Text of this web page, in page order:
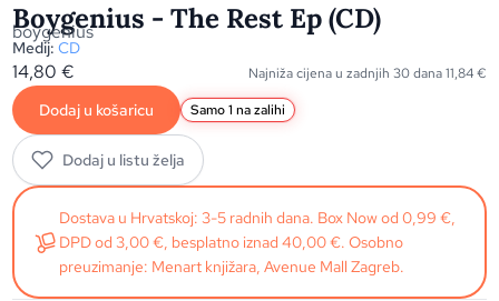
Boygenius - The Rest Ep (CD)
boygenius
Medij: CD
14,80€ Najniža cijena u zadnjih 30 dana11,84€
Dodaj u košaricu Samo 1 na zalihi
Dodaj u listu želja
Dostava u Hrvatskoj: 3-5 radnih dana. Box Now od 0,99 €,
DPD od 3,00 €, besplatno iznad 40,00 €. Osobno
preuzimanje: Menart knjižara, Avenue Mall Zagreb.